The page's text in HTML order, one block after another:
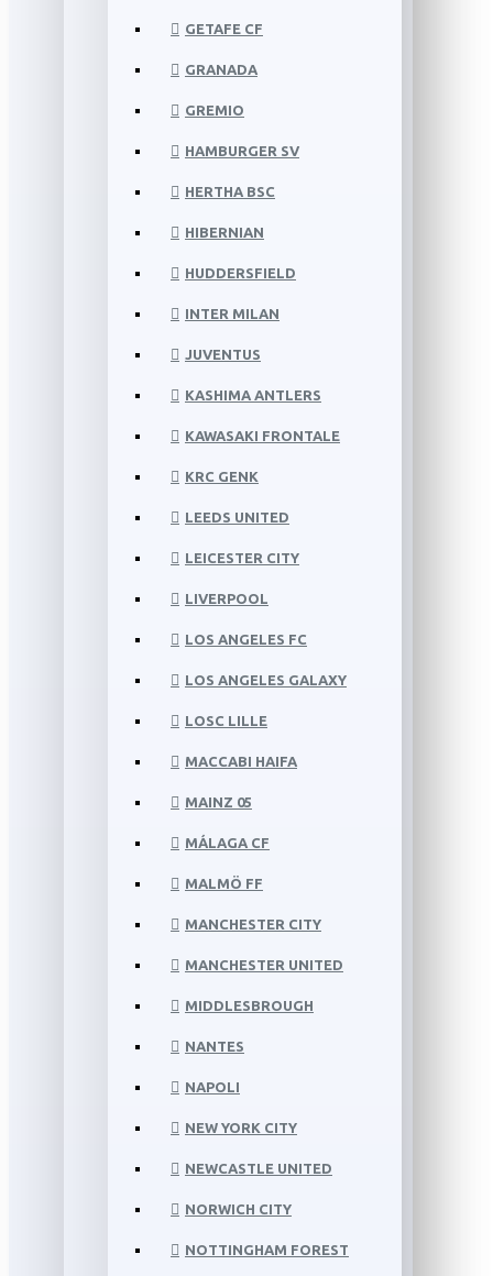
GETAFE CF
GRANADA
GREMIO
HAMBURGER SV
HERTHA BSC
HIBERNIAN
HUDDERSFIELD
INTER MILAN
JUVENTUS
KASHIMA ANTLERS
KAWASAKI FRONTALE
KRC GENK
LEEDS UNITED
LEICESTER CITY
LIVERPOOL
LOS ANGELES FC
LOS ANGELES GALAXY
LOSC LILLE
MACCABI HAIFA
MAINZ 05
MÁLAGA CF
MALMÖ FF
MANCHESTER CITY
MANCHESTER UNITED
MIDDLESBROUGH
NANTES
NAPOLI
NEW YORK CITY
NEWCASTLE UNITED
NORWICH CITY
NOTTINGHAM FOREST